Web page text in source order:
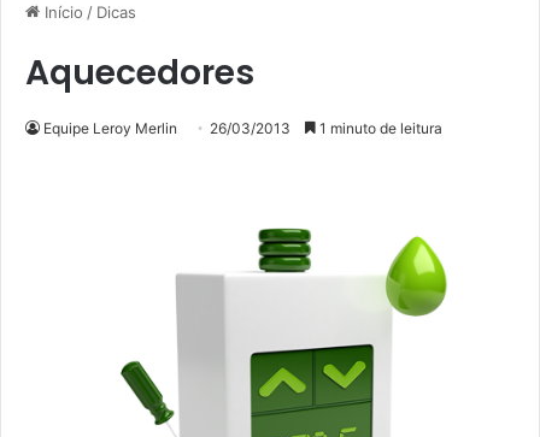
Início / Dicas
Aquecedores
Equipe Leroy Merlin 26/03/2013 1 minuto de leitura